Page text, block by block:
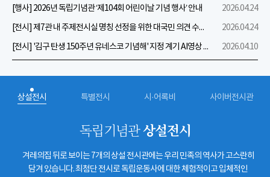
[행사] 2026년 독립기념관 ‘제104회 어린이날 기념 행사’ 안내
2026.04.24
[전시] 제7관 내 주제전시실 명칭 선정을 위한 대국민 의견 수렴 실시
2026.04.24
[전시] '김구 탄생 150주년 유네스코 기념해' 지정 계기 AI영상 국민공모 개최 안내
2026.04.10
상설전시 특별전시 시·어록비 사이버전시관
독립기념관상설전시
겨레의집 뒤로 보이는 7개의 상설 전시관에는 우리 민족의 역사가 고스란히
담겨 있습니다. 최첨단 전시로 독립운동사에 대한 체험적이고 입체적인